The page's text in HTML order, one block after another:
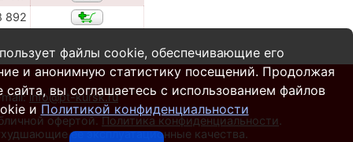
892
info@pt-kursk.ru
офертой. Политика конфиденциальности.
ее эксплуатационные качества.
файлы cookie, обеспечивающие его
и анонимную статистику посещений. Продолжая
сайта, вы соглашаетесь с использованием файлов
и Политикой конфиденциальности